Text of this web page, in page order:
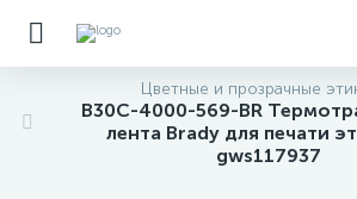
Цветные и прозрачные
B30C-4000-569-BR
лента Brady для печати
gws117937